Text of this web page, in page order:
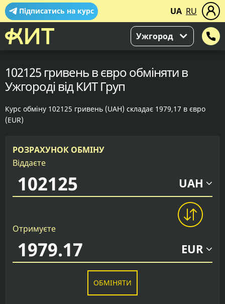
Підписатись на курс UA RU
Ужгород
102125 гривень в євро обміняти в
Ужгороді від КИТ Груп
Курс обміну 102125 гривень (UAH) складає 1979,17 в євро
(EUR)
РОЗРАХУНОК ОБМІНУ
Віддаєте
UAH
Отримуєте
EUR
ОБМІНЯТИ